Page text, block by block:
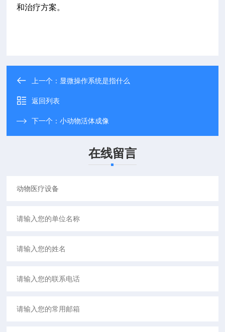
和治疗方案。
上一个： 显微操作系统是指什么
返回列表
下一个：小动物活体成像
在线留言